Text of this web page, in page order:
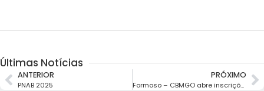
Últimas Notícias
ANTERIOR
PNAB 2025
PRÓXIMO
Formoso – CBMGO abre inscrições para oPrograma Bombeiro Mirim 2025